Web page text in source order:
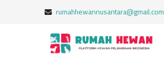
rumahhewannusantara@gmail.com